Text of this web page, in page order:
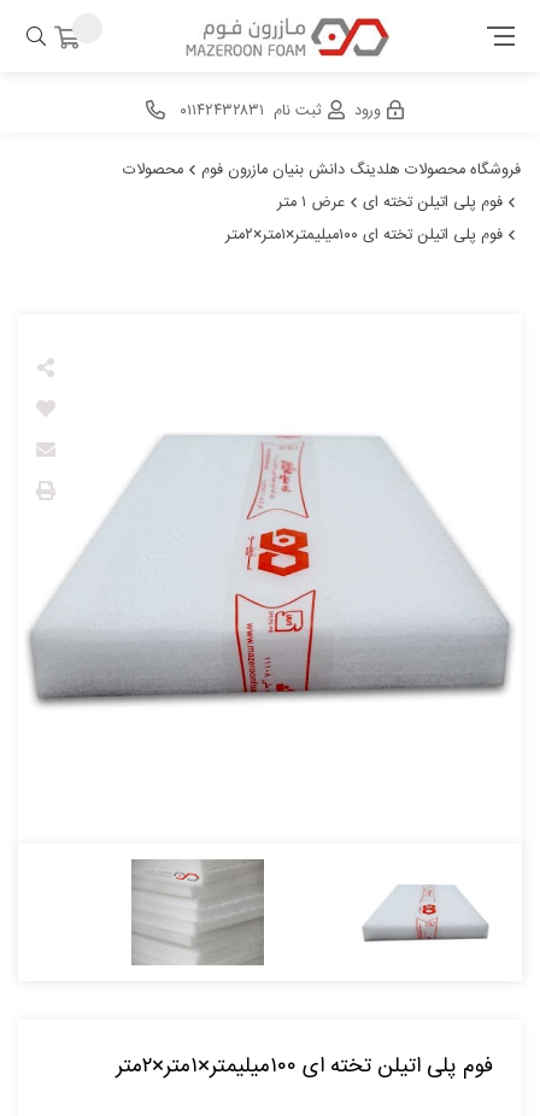
ورود ثبت نام ۰۱۱۴۲۴۳۲۸۳۱
فروشگاه محصولات هلدینگ دانش بنیان مازرون فوم
محصولات
فوم پلی اتیلن تخته ای
عرض ۱ متر
فوم پلی اتیلن تخته ای ۱۰۰میلیمتر×۱متر×۲متر
فوم پلی اتیلن تخته ای ۱۰۰میلیمتر×۱متر×۲متر